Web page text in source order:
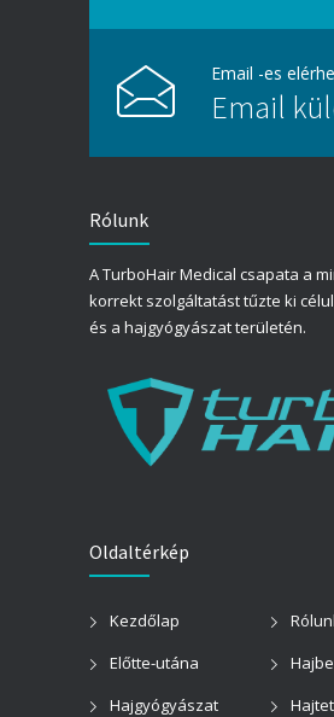
Email -es
Email
Rólunk
A TurboHair Medical csapata a
korrekt szolgáltatást tűzte ki
és a hajgyógyászat területén.
Oldaltérkép
Kezdőlap
Előtte-utána
Hajgyógyászat